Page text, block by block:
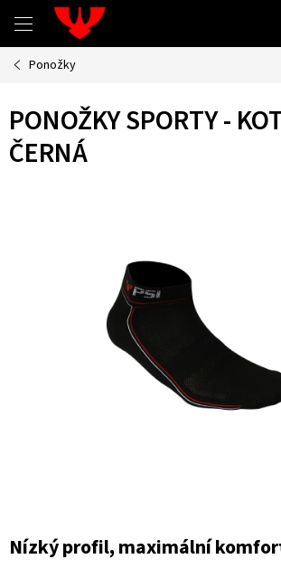
obsah
Ponožky
PONOŽKY SPORTY -
ČERNÁ
Nízký profil, maximální